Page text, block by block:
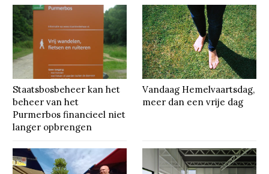
Staatsbosbeheer kan het
beheer van het
Purmerbos financieel niet
langer opbrengen
Vandaag Hemelvaartsdag,
meer dan een vrije dag